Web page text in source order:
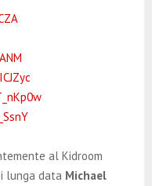
al Kidroom
lunga data Michael